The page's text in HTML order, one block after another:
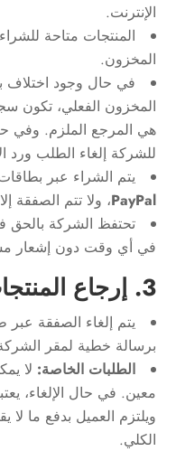
الإنترنت.
المنتجات متاحة
المخزون.
في حال وجود اختلاف
المخزون الفعلي، تكون
هي المرجع الملزم. وفي
للشركة إلغاء الطلب ورد
يتم الشراء عبر
PayPal، ولا تتم الصفقة
تحتفظ الشركة بالحق
في أي وقت دون إشعار
3. إرجاع المنتجات وإلغاء الصفقات
يتم إلغاء الصفقة عبر
برسالة خطية لمقر
الطلبات الخاصة: لا
معين. في حال الإلغاء،
ويلتزم العميل بدفع ما لا
الكلي.